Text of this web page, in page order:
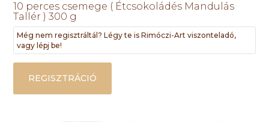
10 perces csemege ( Étcsokoládés Mandulás
Tallér ) 300 g
Még nem regisztráltál? Légy te is Rimóczi-Art viszonteladó,
vagy lépj be!
REGISZTRÁCIÓ